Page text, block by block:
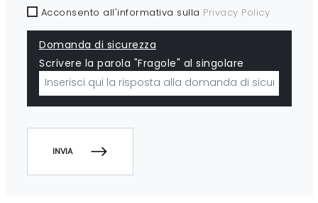
Acconsento all'informativa sulla Privacy Policy
Domanda di sicurezza
Scrivere la parola "Fragole" al singolare
INVIA